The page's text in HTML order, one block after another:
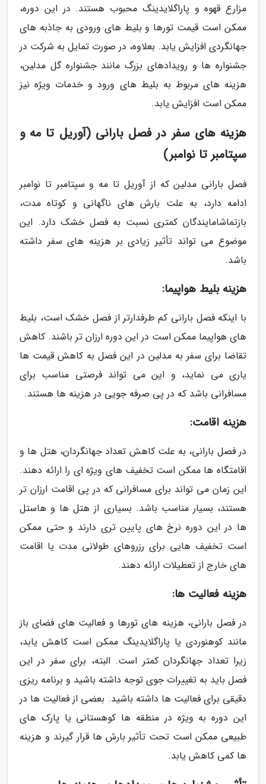
مزارع قهوه و پاراگلایدینگ محبوب هستند. در این دوره،
ممکن است قیمت تورها و بلیط های ورودی به جاذبه های
جهانگردی افزایش یابد. بعلاوه، در صورت تمایل به شرکت در
جشنواره ها و رویدادهای بزرگ مانند جشنواره گل مدلین،
هزینه های مربوط به بلیط های ورود و خدمات ویژه نیز
ممکن است افزایش یابد.
هزینه های سفر در فصل بارانی (آوریل تا مه و
سپتامبر تا نوامبر)
فصل بارانی مدلین که از آوریل تا مه و سپتامبر تا نوامبر
ادامه دارد، به علت بارش های ناگهانی و کوتاه مدت،
بازتماشامایندگان کمتری نسبت به فصل خشک دارد. این
موضوع می تواند تأثیر زیادی بر هزینه های سفر داشته
باشد.
هزینه بلیط هواپیما:
با اینکه فصل بارانی کم طرفدارتر از فصل خشک است، بلیط
های هواپیما ممکن است در این دوره ارزان تر باشند. کاهش
تقاضا برای سفر به مدلین در این فصل به کاهش قیمت ها
یاری می نماید، و این می تواند فرصتی مناسب برای
مسافرانی باشد که در پی صرفه جویی در هزینه ها هستند.
هزینه اقامت:
در فصل بارانی، به علت کاهش تعداد جهانگردان، هتل ها و
اقامتگاه ها ممکن است تخفیف های ویژه ای را ارائه دهند.
این زمان می تواند برای مسافرانی که در پی اقامت ارزان تر
هستند، بسیار مناسب باشد. بسیاری از هتل ها و هاستل
ها در این دوره نرخ های پایین تری دارند و حتی ممکن
است تخفیف هایی برای رزروهای طولانی مدت یا اقامت
های خارج از تعطیلات ارائه دهند.
هزینه فعالیت ها:
در فصل بارانی، هزینه های تورها و فعالیت های فضای باز
مانند کوهنوردی یا پاراگلایدینگ ممکن است کاهش یابد،
زیرا تعداد جهانگردان کمتر است. البته، برای سفر در این
فصل باید به تغییرات جوی توجه داشته باشید و برنامه ریزی
دقیقی برای فعالیت ها داشته باشید. بعضی از فعالیت ها در
این دوره به ویژه در منطقه ها کوهستانی یا پارک های
طبیعی ممکن است تحت تأثیر بارش ها قرار گیرند و هزینه
ها کمی کاهش یابد.